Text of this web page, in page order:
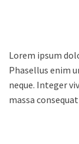
Lorem ipsum
Phasellus enim
neque. Integer
massa